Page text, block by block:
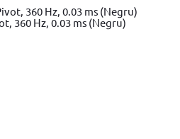
360 Hz, 0.03 ms (Negru)